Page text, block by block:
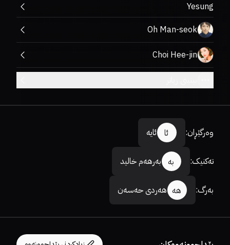
Yesung
Oh Man-seok
Choi Hee-jin
وەرگێڕان: ئا ئایە
تەکنیک: بە بەرهەم خالید
بەرگ: هە هەردی حەسەن